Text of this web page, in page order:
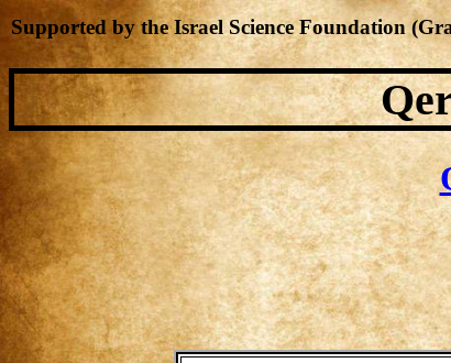
Supported by the Israel Science Foundation